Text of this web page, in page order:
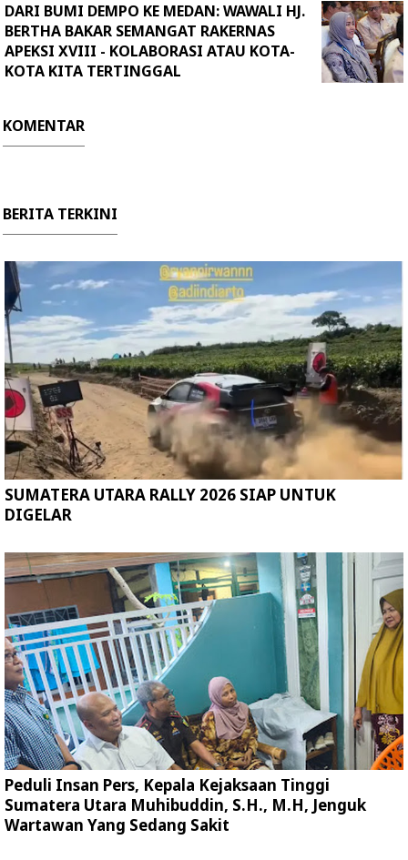
DARI BUMI DEMPO KE MEDAN: WAWALI HJ.
BERTHA BAKAR SEMANGAT RAKERNAS
APEKSI XVIII - KOLABORASI ATAU KOTA-
KOTA KITA TERTINGGAL
KOMENTAR
BERITA TERKINI
SUMATERA UTARA RALLY 2026 SIAP UNTUK
DIGELAR
Peduli Insan Pers, Kepala Kejaksaan Tinggi
Sumatera Utara Muhibuddin, S.H., M.H, Jenguk
Wartawan Yang Sedang Sakit